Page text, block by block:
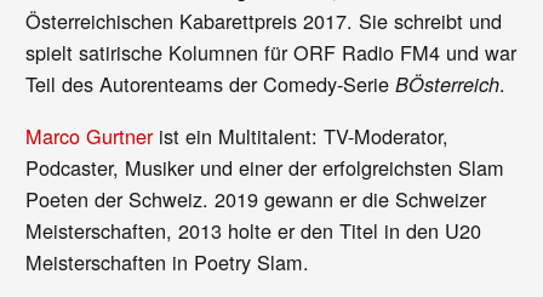
Österreichischen Kabarettpreis 2017. Sie schreibt und
spielt satirische Kolumnen für ORF Radio FM4 und war
Teil des Autorenteams der Comedy-SerieBÖsterreich.
Marco Gurtnerist ein Multitalent: TV-Moderator,
Podcaster, Musiker und einer der erfolgreichsten Slam
Poeten der Schweiz. 2019 gewann er die Schweizer
Meisterschaften, 2013 holte er den Titel in den U20
Meisterschaften in Poetry Slam.